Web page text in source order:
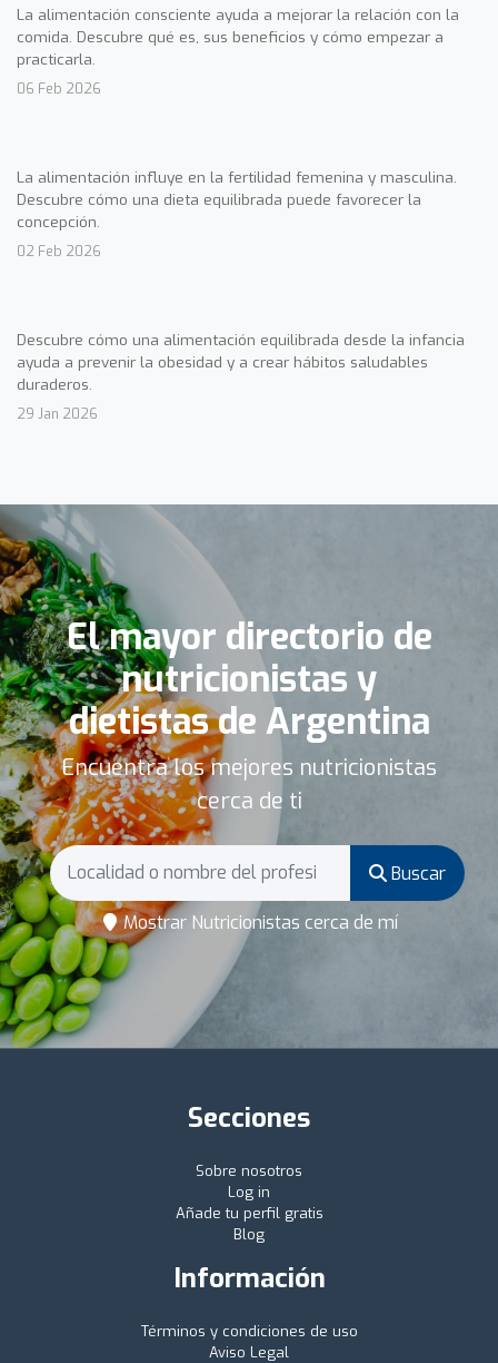
La alimentación consciente ayuda a mejorar la relación con la
comida. Descubre qué es, sus beneficios y cómo empezar a
practicarla.
06 Feb 2026
La alimentación influye en la fertilidad femenina y masculina.
Descubre cómo una dieta equilibrada puede favorecer la
concepción.
02 Feb 2026
Descubre cómo una alimentación equilibrada desde la infancia
ayuda a prevenir la obesidad y a crear hábitos saludables
duraderos.
29 Jan 2026
El mayor directorio de
nutricionistas y
dietistas de Argentina
Encuentra los mejores nutricionistas
cerca de ti
Buscar
Mostrar Nutricionistas cerca de mí
Secciones
Sobre nosotros
Log in
Añade tu perfil gratis
Blog
Información
Términos y condiciones de uso
Aviso Legal